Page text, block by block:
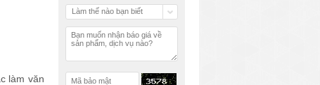
làm văn
Làm thế nào bạn biết